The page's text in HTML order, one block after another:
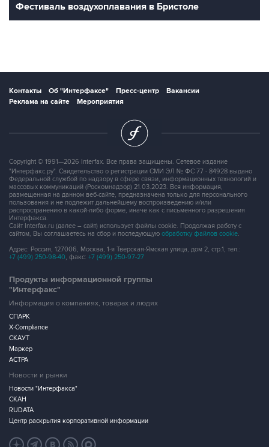
Фестиваль воздухоплавания в Бристоле
Контакты Об "Интерфаксе" Пресс-центр
Вакансии
Реклама на сайте
Мероприятия
Copyright © 1991—2026 Interfax. Все права защищены. Сетевое издание
"Интерфакс.ру". Свидетельство о регистрации СМИ ЭЛ № ФС 77 - 84928 выдано
Федеральной службой по надзору в сфере связи, информационных технологий и
массовых коммуникаций (Роскомнадзор) 21.03.2023. Вся информация,
размещенная на данном веб-сайте, предназначена только для персонального
пользования и не подлежит дальнейшему воспроизведению и/или
распространению в какой-либо форме, иначе как с письменного разрешения
Интерфакса.
Сайт Interfax.ru (далее – сайт) использует файлы cookie. Продолжая работу с
сайтом, Вы соглашаетесь на сбор и последующую обработку файлов cookie.
Адрес: Россия, 127006, Москва, 1-я Тверская-Ямская улица, дом 2, стр.1, тел.:
+7 (499) 250-98-40, факс: +7 (499) 250-97-27
Продукты информационной группы
"Интерфакс"
Информация о компаниях, товарах и людях
СПАРК
X-Compliance
СКАУТ
Маркер
АСТРА
Новости и рынки
Новости "Интерфакса"
СКАН
RUDATA
Центр раскрытия корпоративной информации